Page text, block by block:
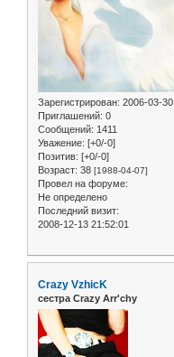
Зарегистрирован: 2006-03-30
Приглашений: 0
Сообщений: 1411
Уважение: [+0/-0]
Позитив: [+0/-0]
Возраст: 38 [1988-04-07]
Провел на форуме:
Не определено
Последний визит:
2008-12-13 21:52:01
Crazy VzhicK
сестра Crazy Arr'chy